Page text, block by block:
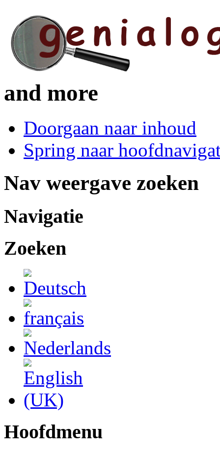
and more
Doorgaan naar inhoud
Spring naar
Nav weergave zoeken
Navigatie
Zoeken
Hoofdmenu